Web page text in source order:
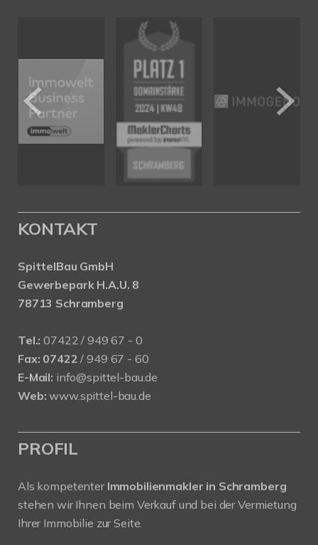
KONTAKT
SpittelBau GmbH
Gewerbepark H.A.U. 8
78713 Schramberg
Tel.: 07422 / 949 67 - 0
Fax: 07422 / 949 67 - 60
E-Mail: info@spittel-bau.de
Web: www.spittel-bau.de
PROFIL
Als kompetenter Immobilienmakler in Schramberg
stehen wir Ihnen beim Verkauf und bei der Vermietung
Ihrer Immobilie zur Seite.